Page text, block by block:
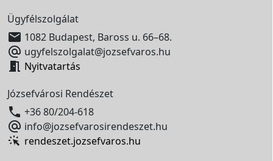
Ügyfélszolgálat
 1082 Budapest, Baross u. 66–68.
 ugyfelszolgalat@jozsefvaros.hu
 Nyitvatartás
Józsefvárosi Rendészet
 +36 80/204-618
 info@jozsefvarosirendeszet.hu
rendeszet.jozsefvaros.hu